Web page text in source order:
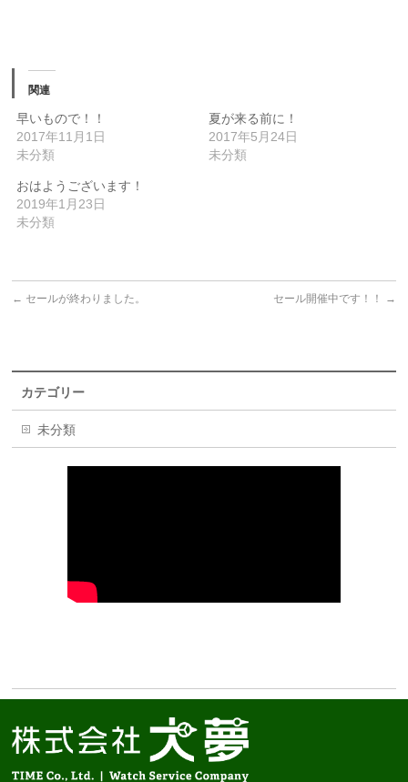
関連
早いもので！！
2017年11月1日
未分類
夏が来る前に！
2017年5月24日
未分類
おはようございます！
2019年1月23日
未分類
← セールが終わりました。 セール開催中です！！ →
カテゴリー
未分類